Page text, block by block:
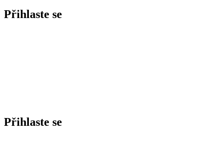
Přihlaste se
Přihlaste se